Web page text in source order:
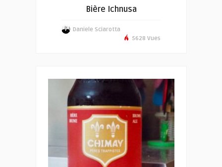
Bière Ichnusa
Daniele Sciarotta
5628 Vues